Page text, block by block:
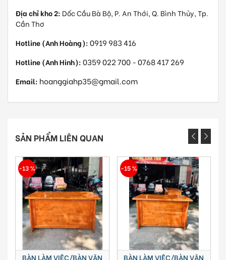
Địa chỉ kho 2: Dốc Cầu Bà Bộ, P. An Thới, Q. Bình Thủy, Tp.
Cần Thơ
Hotline (Anh Hoàng):0919 983 416
Hotline (Anh Hinh):0359 022 700-0768 417 269
Email: hoanggiahp35@gmail.com
SẢN PHẨM LIÊN QUAN
LÀM VIỆC/BÀN VĂN
-15 %
BÀN LÀM VIỆC/BÀN VĂN